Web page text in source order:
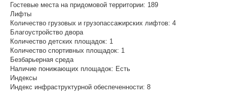
Гостевые места на придомовой территории: 189
Лифты
Количество грузовых и грузопассажирских лифтов: 4
Благоустройство двора
Количество детских площадок: 1
Количество спортивных площадок: 1
Безбарьерная среда
Наличие понижающих площадок: Есть
Индексы
Индекс инфраструктурной обеспеченности: 8